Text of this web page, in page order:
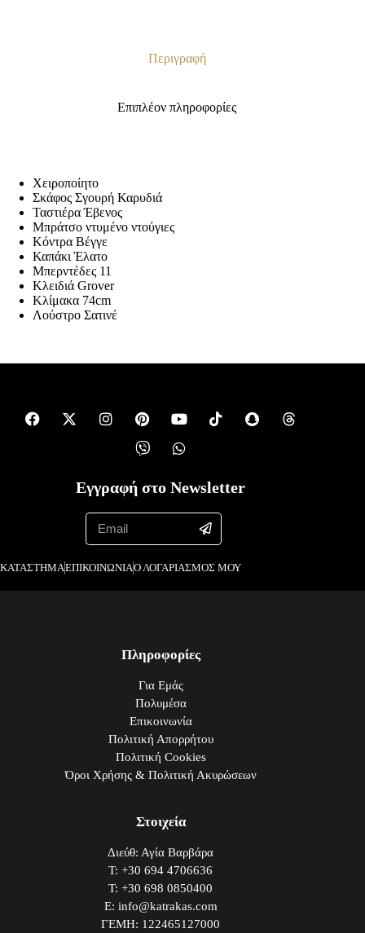
Περιγραφή
Επιπλέον πληροφορίες
Χειροποίητο
Σκάφος Σγουρή Καρυδιά
Ταστιέρα Έβενος
Μπράτσο ντυμένο ντούγιες
Κόντρα Βέγγε
Καπάκι Έλατο
Μπερντέδες 11
Κλειδιά Grover
Κλίμακα 74cm
Λούστρο Σατινέ
Εγγραφή στο Newsletter
ΚΑΤΑΣΤΗΜΑΕΠΙΚΟΙΝΩΝΙΑΟ ΛΟΓΑΡΙΑΣΜΟΣ ΜΟΥ
Πληροφορίες
Για Εμάς
Πολυμέσα
Επικοινωνία
Πολιτική Απορρήτου
Πολιτική Cookies
Όροι Χρήσης & Πολιτική Ακυρώσεων
Στοιχεία
Διεύθ: Αγία Βαρβάρα
Τ: +30 694 4706636
Τ: +30 698 0850400
E: info@katrakas.com
ΓΕΜΗ: 122465127000